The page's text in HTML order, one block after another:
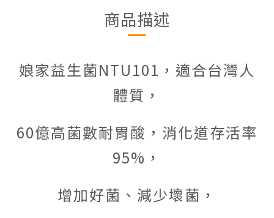
商品描述
娘家益生菌NTU101， 適合台灣人
體質，
60億高菌數耐胃酸， 消化道存活率
95%，
增加好菌、減少壞菌，